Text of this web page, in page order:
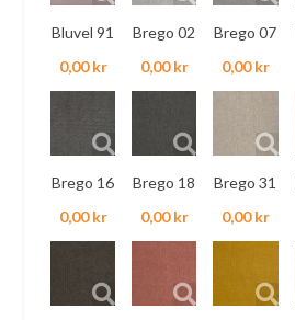
Bluvel 91
0,00 kr
Brego 02
0,00 kr
Brego 07
0,00 kr
Brego 16
0,00 kr
Brego 18
0,00 kr
Brego 31
0,00 kr